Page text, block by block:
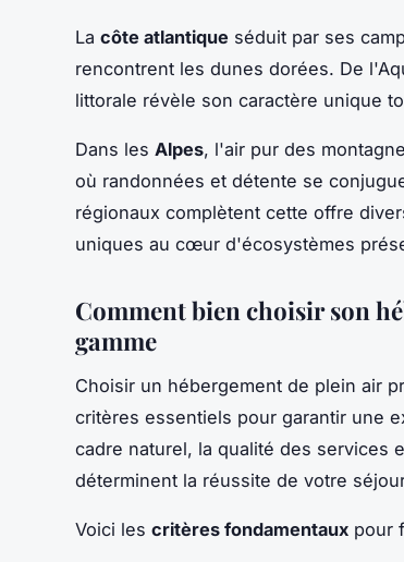
La côte atlantique séduit par ses
rencontrent les dunes dorées. De
littorale révèle son caractère unique
Dans les Alpes, l'air pur des
où randonnées et détente se
régionaux complètent cette offre
uniques au cœur d'écosystèmes
Comment bien choisir son
gamme
Choisir un hébergement de plein air
critères essentiels pour garantir une
cadre naturel, la qualité des services
déterminent la réussite de votre
Voici les critères fondamentaux pour